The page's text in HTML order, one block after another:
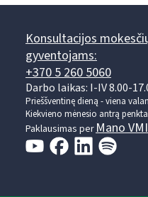
Konsultacijos
gyventojams:
+370 5 260 5060
Darbo laikas: I-IV 8.00-
Prieššventinę dieną - viena
Kiekvieno mėnesio antrą
Paklausimas perMano VMI